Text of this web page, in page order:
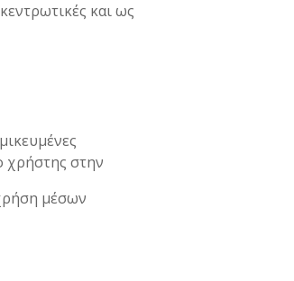
και ως
χρήστης στην
μέσων